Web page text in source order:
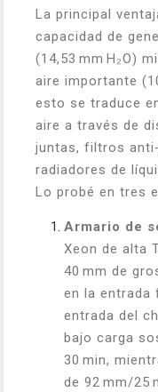
La principal
capacidad de
(14,53 mm H₂O)
aire importante
esto se traduce
aire a través de
juntas, filtros
radiadores de
Lo probé en tres
Armario de
Xeon de alta
40 mm de
en la entrada
entrada del
bajo carga
30 min,
de 92 mm/25